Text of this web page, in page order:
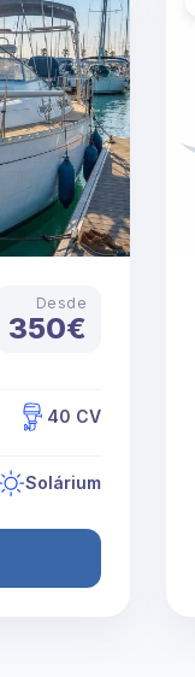
Desde
350€
40 CV
Solárium